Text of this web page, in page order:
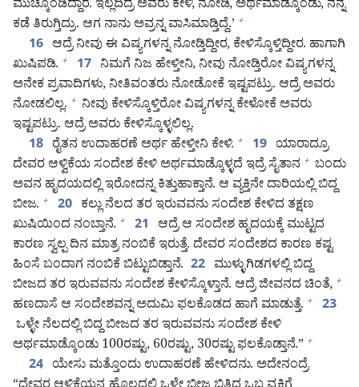
ಮುಚ್ಕೊಂಡಿದ್ದಾರೆ. ಇಲ್ಲದಿದ್ರೆ ಅವರು ಕೇಳಿ, ನೋಡಿ, ಅರ್ಥಮಾಡ್ಕೊಂಡು, ನನ್ನ
ಕಡೆ ತಿರುಗ್ತಿದ್ರು. ಆಗ ನಾನು ಅವ್ರನ್ನ ವಾಸಿಮಾಡ್ತಿದ್ದೆ.’ +
16 ಆದ್ರೆ ನೀವು ಈ ವಿಷ್ಯಗಳನ್ನ ನೋಡ್ತಿದ್ದೀರ, ಕೇಳಿಸ್ಕೊಳ್ತಿದ್ದೀರ. ಹಾಗಾಗಿ
ಖುಷಿಪಡಿ. + 17 ನಿಮಗೆ ನಿಜ ಹೇಳ್ತೀನಿ, ನೀವು ನೋಡ್ತಿರೋ ವಿಷ್ಯಗಳನ್ನ
ಅನೇಕ ಪ್ರವಾದಿಗಳು, ನೀತಿವಂತರು ನೋಡೋಕೆ ಇಷ್ಟಪಟ್ರು. ಆದ್ರೆ ಅವರು
ನೋಡಲಿಲ್ಲ. + ನೀವು ಕೇಳಿಸ್ಕೊಳ್ತಿರೋ ವಿಷ್ಯಗಳನ್ನ ಕೇಳೋಕೆ ಅವರು
ಇಷ್ಟಪಟ್ರು. ಆದ್ರೆ ಅವರು ಕೇಳಿಸ್ಕೊಳ್ಳಲಿಲ್ಲ.
18 ರೈತನ ಉದಾಹರಣೆ ಅರ್ಥ ಹೇಳ್ತೀನಿ ಕೇಳಿ. + 19 ಯಾರಾದ್ರೂ
ದೇವರ ಆಳ್ವಿಕೆಯ ಸಂದೇಶ ಕೇಳಿ ಅರ್ಥಮಾಡ್ಕೊಳ್ಳದೆ ಇದ್ರೆ ಸೈತಾನ + ಬಂದು
ಅವನ ಹೃದಯದಲ್ಲಿ ಇರೋದನ್ನ ಕಿತ್ತುಹಾಕ್ತಾನೆ. ಆ ವ್ಯಕ್ತಿನೇ ದಾರಿಯಲ್ಲಿ ಬಿದ್ದ
ಬೀಜ. + 20 ಕಲ್ಲು ನೆಲದ ತರ ಇರುವವನು ಸಂದೇಶ ಕೇಳಿದ ತಕ್ಷಣ
ಖುಷಿಯಿಂದ ನಂಬ್ತಾನೆ. + 21
ಆದ್ರೆ ಆ ಸಂದೇಶ ಹೃದಯಕ್ಕೆ ಮುಟ್ಟದ
ಕಾರಣ ಸ್ವಲ್ಪ ದಿನ ಮಾತ್ರ ನಂಬಿಕೆ ಇರುತ್ತೆ. ದೇವರ ಸಂದೇಶದ ಕಾರಣ ಕಷ್ಟ
ಹಿಂಸೆ ಬಂದಾಗ ನಂಬಿಕೆ ಬಿಟ್ಟುಬಿಡ್ತಾನೆ. 22 ಮುಳ್ಳುಗಿಡಗಳಲ್ಲಿ ಬಿದ್ದ
ಬೀಜದ ತರ ಇರುವವನು ಸಂದೇಶ ಕೇಳಿಸ್ಕೊಳ್ತಾನೆ. ಆದ್ರೆ ಜೀವನದ ಚಿಂತೆ, +
ಹಣದಾಸೆ ಆ ಸಂದೇಶವನ್ನ ಅದುಮಿ ಫಲಕೊಡದ ಹಾಗೆ ಮಾಡುತ್ತೆ. + 23
ಒಳ್ಳೇ ನೆಲದಲ್ಲಿ ಬಿದ್ದ ಬೀಜದ ತರ ಇರುವವನು ಸಂದೇಶ ಕೇಳಿ
ಅರ್ಥಮಾಡ್ಕೊಂಡು 100ರಷ್ಟು, 60ರಷ್ಟು, 30ರಷ್ಟು ಫಲಕೊಡ್ತಾನೆ.” +
24 ಯೇಸು ಮತ್ತೊಂದು ಉದಾಹರಣೆ ಹೇಳಿದನು. ಅದೇನಂದ್ರೆ